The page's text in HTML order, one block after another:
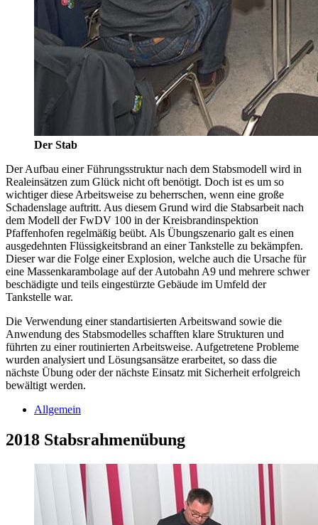
Der Stab
Der Aufbau einer Führungsstruktur nach dem Stabsmodell wird in
Realeinsätzen zum Glück nicht oft benötigt. Doch ist es um so
wichtiger diese Arbeitsweise zu beherrschen, wenn eine große
Schadenslage auftritt. Aus diesem Grund wird die Stabsarbeit nach
dem Modell der FwDV 100 in der Kreisbrandinspektion
Pfaffenhofen regelmäßig beübt. Als Übungszenario galt es einen
ausgedehnten Flüssigkeitsbrand an einer Tankstelle zu bekämpfen.
Dieser war die Folge einer Explosion, welche auch die Ursache für
eine Massenkarambolage auf der Autobahn A9 und mehrere schwer
beschädigte und teils eingestürzte Gebäude im Umfeld der
Tankstelle war.
Die Verwendung einer standartisierten Arbeitswand sowie die
Anwendung des Stabsmodelles schafften klare Strukturen und
führten zu einer routinierten Arbeitsweise. Aufgetretene Probleme
wurden analysiert und Lösungsansätze erarbeitet, so dass die
nächste Übung oder der nächste Einsatz mit Sicherheit erfolgreich
bewältigt werden.
Allgemein
2018 Stabsrahmenübung